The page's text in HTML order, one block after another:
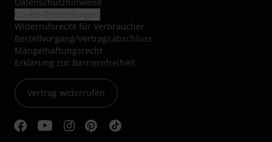
Widerrufsrecht für Verbraucher
Bestellvorgang/Vertragsabschluss
Mängelhaftungsrecht
Erklärung zur Barrierefreiheit
Vertrag widerrufen